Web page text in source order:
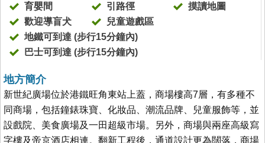
育嬰間 引路徑
摸讀地圖
歡迎導盲犬
兒童遊戲區
地鐵可到達 (步行15分鐘內)
巴士可到達 (步行15分鐘內)
地方簡介
新世紀廣場位於港鐵旺角東站上蓋，商場樓高7層，有多種不
同商場，包括鐘錶珠寶、化妝品、潮流品牌、兒童服飾等，並
設戲院、美食廣場及一田超級市場。另外，商場與兩座高級寫
字樓及帝京酒店相連。翻新工程後，通道設計更為闊落，商場